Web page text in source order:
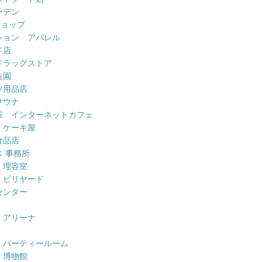
デン
ップ
ョン アパレル
店
ッグストア
用品店
ナ
インターネットカフェ
ーキ屋
品店
事務所
容室
リヤード
ンター
リーナ
ーティールーム
物館